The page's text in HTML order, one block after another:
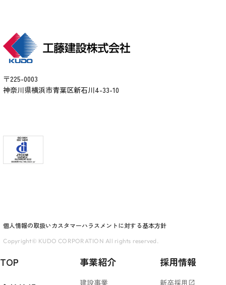
〒225-0003
神奈川県横浜市青葉区新石川4-33-10
個人情報の取扱い カスタマーハラスメントに対する基本方針
Copyright© KUDO CORPORATION All rights reserved.
TOP
事業紹介
建設事業
採用情報
新卒採用 open_in_new